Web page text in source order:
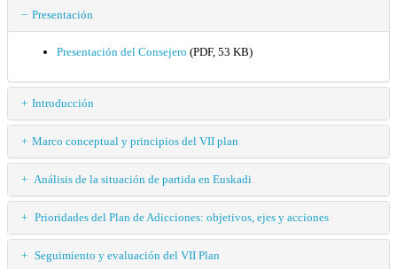
Presentación
Presentación del Consejero (PDF, 53 KB)
Introducción
Marco conceptual y principios del VII plan
Análisis de la situación de partida en Euskadi
Prioridades del Plan de Adicciones: objetivos, ejes y acciones
Seguimiento y evaluación del VII Plan